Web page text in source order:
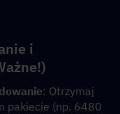
i
pakiecie (np. 6480